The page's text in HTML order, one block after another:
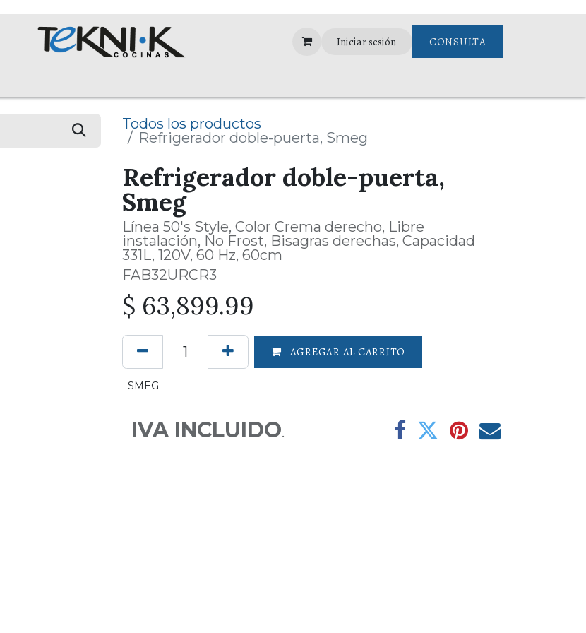
Iniciar sesión CONSULTA
Todos los productos
Refrigerador doble-puerta, Smeg
Refrigerador doble-puerta,
Smeg
Línea 50's Style, Color Crema derecho, Libre
instalación, No Frost, Bisagras derechas, Capacidad
331L, 120V, 60 Hz, 60cm
FAB32URCR3
$ 63,899.99
AGREGAR AL CARRITO
SMEG
IVA INCLUIDO.